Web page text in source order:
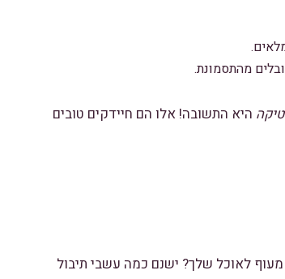
מהתסמונת.
היא התשובה! אלו הם חיידקים טובים
לאוכל שלך? ישנם כמה עשבי תיבול